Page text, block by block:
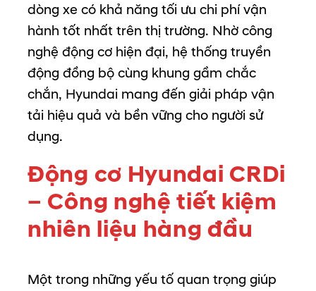
dòng xe có khả năng tối ưu chi phívận
hành tốt nhất trên thị trường. Nhờ công
nghệ động cơ hiện đại, hệ thống truyền
động đồng bộ cùng khung gầm chắc
chắn, Hyundai mang đến giải pháp vận
tải hiệu quả và bền vững cho người sử
dụng.
Động cơ Hyundai CRDi
– Công nghệtiết kiệm
nhiên liệu hàngđầu
Một trong những yếu tố quan trọng giúp